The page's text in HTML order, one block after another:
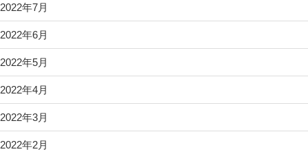
2022年7月
2022年6月
2022年5月
2022年4月
2022年3月
2022年2月